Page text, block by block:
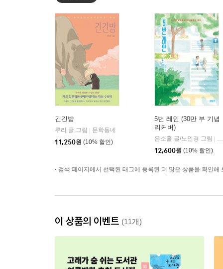
긴긴밤
루리 글,그림
문학동네
11,250원 (10% 할인)
5번 레인 (30만 부 기념
리커버)
은소홀 글/노인경 그림
12,600원 (10% 할인)
검색 페이지에서 선택된 태그에 등록된 더 많은 상품을 확인해
이 상품의 이벤트 (11개)